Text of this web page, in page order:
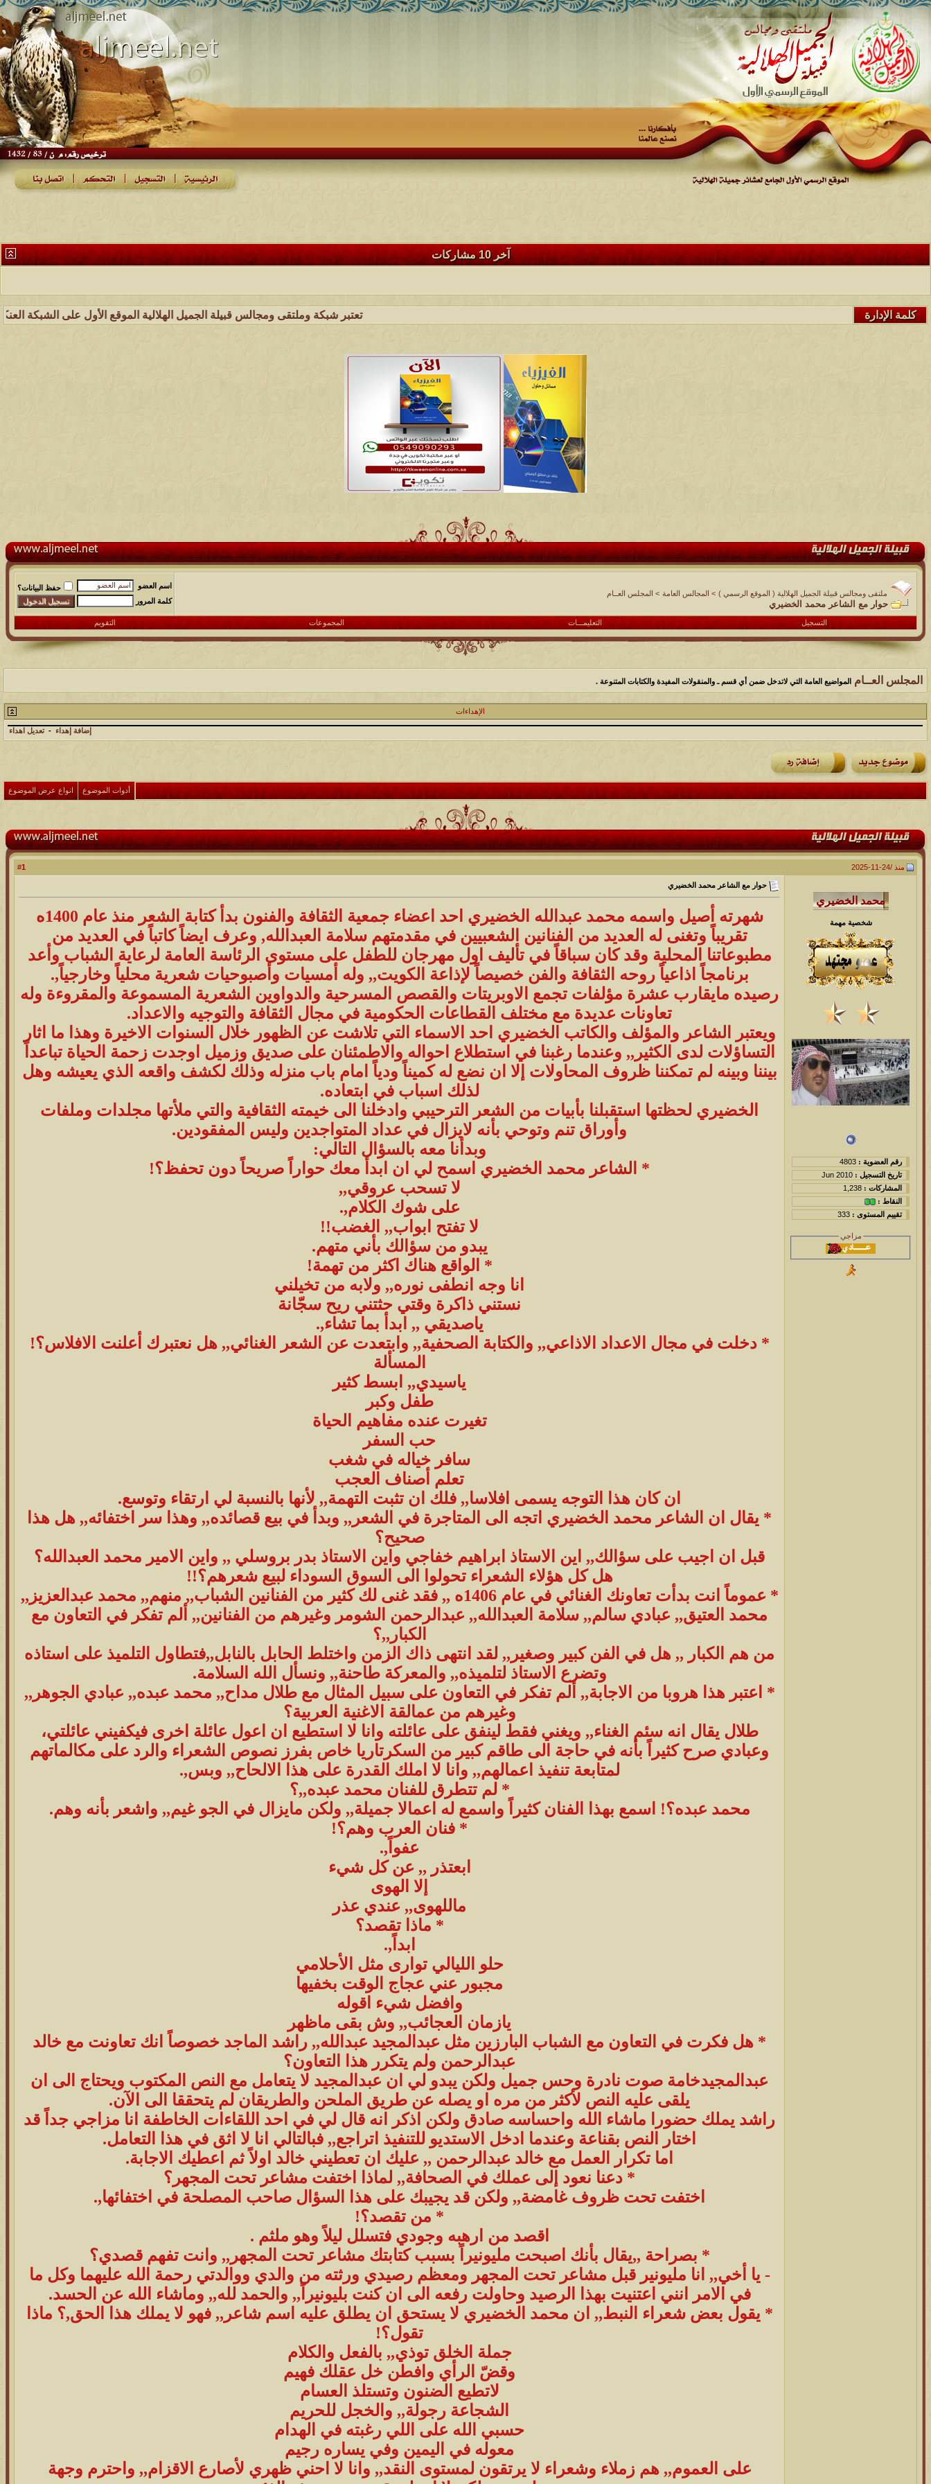
آخر 10 مشاركات
تعتبر شبكة وملتقى ومجالس قبيلة الجميل الهلالية الموقع الأول على الشبكة العنكبوتية كلمة الإدارة
ملتقى ومجالس قبيلة الجميل الهلالية ( الموقع الرسمي ) > المجالس العامة > المجلس العــام
حوار مع الشاعر محمد الخضيري
اسم العضو
حفظ البيانات؟
كلمة المرور
التسجيل التعليمـــات المجموعات التقويم
المجلس العــام المواضيع العامة التي لاتدخل ضمن أي قسم ـ والمنقولات المفيدة والكتابات المتنوعة .
الإهداءات
إضافة إهداء - تعديل اهداء
أدوات الموضوع انواع عرض الموضوع
منذ /24-11-2025
1
شخصية مهمة
رقم العضوية : 4803
تاريخ التسجيل : Jun 2010
المشاركات : 1,238
النقاط :
تقييم المستوى : 333
مزاجي
حوار مع الشاعر محمد الخضيري
شهرته أصيل واسمه محمد عبدالله الخضيري احد اعضاء جمعية الثقافة والفنون بدأ كتابة الشعر منذ عام 1400ه
تقريباً وتغنى له العديد من الفنانين الشعبيين في مقدمتهم سلامة العبدالله, وعرف ايضاً كاتباً في العديد من
مطبوعاتنا المحلية وقد كان سباقاً في تأليف اول مهرجان للطفل على مستوى الرئاسة العامة لرعاية الشباب وأعد
برنامجاً اذاعياً روحه الثقافة والفن خصيصاً لإذاعة الكويت,, وله أمسيات وأصبوحيات شعرية محلياً وخارجياً,.
رصيده مايقارب عشرة مؤلفات تجمع الاوبريتات والقصص المسرحية والدواوين الشعرية المسموعة والمقروءة وله
تعاونات عديدة مع مختلف القطاعات الحكومية في مجال الثقافة والتوجيه والاعداد.
ويعتبر الشاعر والمؤلف والكاتب الخضيري احد الاسماء التي تلاشت عن الظهور خلال السنوات الاخيرة وهذا ما اثار
التساؤلات لدى الكثير,, وعندما رغبنا في استطلاع احواله والاطمئنان على صديق وزميل اوجدت زحمة الحياة تباعداً
بيننا وبينه لم تمكننا ظروف المحاولات إلا ان نضع له كميناً ودياً امام باب منزله وذلك لكشف واقعه الذي يعيشه وهل
لذلك اسباب في ابتعاده.
الخضيري لحظتها استقبلنا بأبيات من الشعر الترحيبي وادخلنا الى خيمته الثقافية والتي ملأتها مجلدات وملفات
وأوراق تنم وتوحي بأنه لايزال في عداد المتواجدين وليس المفقودين.
وبدأنا معه بالسؤال التالي:
* الشاعر محمد الخضيري اسمح لي ان ابدأ معك حواراً صريحاً دون تحفظ؟!
لا تسحب عروقي,,
على شوك الكلام,.
لا تفتح ابواب,, الغضب!!
يبدو من سؤالك بأني متهم.
* الواقع هناك اكثر من تهمة!
انا وجه انطفى نوره,, ولابه من تخيلني
نستني ذاكرة وقتي حثتني ريح سجّانة
ياصديقي ,, ابدأ بما تشاء,.
* دخلت في مجال الاعداد الاذاعي,, والكتابة الصحفية,, وابتعدت عن الشعر الغنائي,, هل نعتبرك أعلنت الافلاس؟!
المسألة
ياسيدي,, ابسط كثير
طفل وكبر
تغيرت عنده مفاهيم الحياة
حب السفر
سافر خياله في شغب
تعلم أصناف العجب
ان كان هذا التوجه يسمى افلاسا,, فلك ان تثبت التهمة,, لأنها بالنسبة لي ارتقاء وتوسع.
* يقال ان الشاعر محمد الخضيري اتجه الى المتاجرة في الشعر,, وبدأ في بيع قصائده,, وهذا سر اختفائه,, هل هذا
صحيح؟
قبل ان اجيب على سؤالك,, اين الاستاذ ابراهيم خفاجي واين الاستاذ بدر بروسلي ,, واين الامير محمد العبدالله؟
هل كل هؤلاء الشعراء تحولوا الى السوق السوداء لبيع شعرهم؟!!
* عموماً انت بدأت تعاونك الغنائي في عام 1406ه ,, فقد غنى لك كثير من الفنانين الشباب,, منهم,, محمد عبدالعزيز,,
محمد العتيق,, عبادي سالم,, سلامة العبدالله,, عبدالرحمن الشومر وغيرهم من الفنانين,, ألم تفكر في التعاون مع
الكبار,,؟
من هم الكبار ,, هل في الفن كبير وصغير,, لقد انتهى ذاك الزمن واختلط الحابل بالنابل,,فتطاول التلميذ على استاذه
وتضرع الاستاذ لتلميذه,, والمعركة طاحنة,, ونسأل الله السلامة.
* اعتبر هذا هروبا من الاجابة,, ألم تفكر في التعاون على سبيل المثال مع طلال مداح,, محمد عبده,, عبادي الجوهر,,
وغيرهم من عمالقة الاغنية العربية؟
طلال يقال انه سئم الغناء,, ويغني فقط لينفق على عائلته وانا لا استطيع ان اعول عائلة اخرى فيكفيني عائلتي،
وعبادي صرح كثيراً بأنه في حاجة الى طاقم كبير من السكرتاريا خاص بفرز نصوص الشعراء والرد على مكالماتهم
لمتابعة تنفيذ اعمالهم,, وانا لا املك القدرة على هذا الالحاح,, وبس,.
* لم تتطرق للفنان محمد عبده,,؟
محمد عبده؟! اسمع بهذا الفنان كثيراً واسمع له اعمالا جميلة,, ولكن مايزال في الجو غيم,, واشعر بأنه وهم.
* فنان العرب وهم؟!
عفواً,.
ابعتذر ,, عن كل شيء
إلا الهوى
ماللهوى,, عندي عذر
* ماذا تقصد؟
ابداً,.
حلو الليالي توارى مثل الأحلامي
مجبور عني عجاج الوقت بخفيها
وافضل شيء اقوله
يازمان العجائب,, وش بقى ماظهر
* هل فكرت في التعاون مع الشباب البارزين مثل عبدالمجيد عبدالله,, راشد الماجد خصوصاً انك تعاونت مع خالد
عبدالرحمن ولم يتكرر هذا التعاون؟
عبدالمجيدخامة صوت نادرة وحس جميل ولكن يبدو لي ان عبدالمجيد لا يتعامل مع النص المكتوب ويحتاج الى ان
يلقى عليه النص لأكثر من مره او يصله عن طريق الملحن والطريقان لم يتحققا الى الآن.
راشد يملك حضورا ماشاء الله واحساسه صادق ولكن اذكر انه قال لي في احد اللقاءات الخاطفة انا مزاجي جداً قد
اختار النص بقناعة وعندما ادخل الاستديو للتنفيذ اتراجع,, فبالتالي انا لا اثق في هذا التعامل.
اما تكرار العمل مع خالد عبدالرحمن ,, عليك ان تعطيني خالد اولاً ثم اعطيك الاجابة.
* دعنا نعود إلى عملك في الصحافة,, لماذا اختفت مشاعر تحت المجهر؟
اختفت تحت ظروف غامضة,, ولكن قد يجيبك على هذا السؤال صاحب المصلحة في اختفائها,.
* من تقصد؟!
اقصد من ارهبه وجودي فتسلل ليلاً وهو ملثم .
* بصراحة ,,يقال بأنك اصبحت مليونيراً بسبب كتابتك مشاعر تحت المجهر,, وانت تفهم قصدي؟
- يا أخي,, انا مليونير قبل مشاعر تحت المجهر ومعظم رصيدي ورثته من والدي ووالدتي رحمة الله عليهما وكل ما
في الامر انني اعتنيت بهذا الرصيد وحاولت رفعه الى ان كنت بليونيراً,, والحمد لله,, وماشاء الله عن الحسد.
* يقول بعض شعراء النبط,, ان محمد الخضيري لا يستحق ان يطلق عليه اسم شاعر,, فهو لا يملك هذا الحق,؟ ماذا
تقول؟!
جملة الخلق توذي,, بالفعل والكلام
وقضّ الرأي وافطن خل عقلك فهيم
لاتطيع الضنون وتستلذ العسام
الشجاعة رجولة,, والخجل للحريم
حسبي الله على اللي رغبته في الهدام
معوله في اليمين وفي يساره رجيم
على العموم,, هم زملاء وشعراء لا يرتقون لمستوى النقد,, وانا لا احني ظهري لأصارع الاقزام,, واحترم وجهة